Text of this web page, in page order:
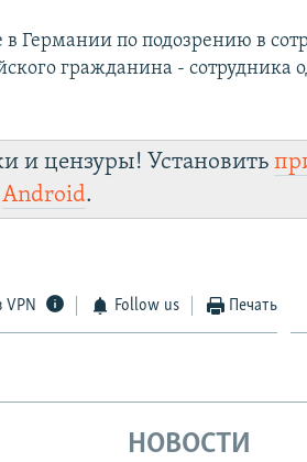
Германии по подозрению в
гражданина - сотрудника
и цензуры! Установить
Android.
VPN Follow us Печать
НОВОСТИ